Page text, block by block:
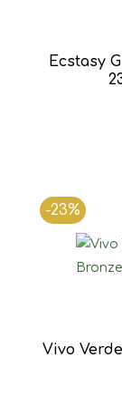
Ecstasy
-23%
Vivo